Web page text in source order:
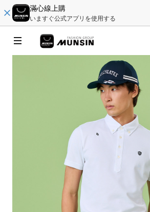
滿心線上購
いますぐ公式アプリを使用する